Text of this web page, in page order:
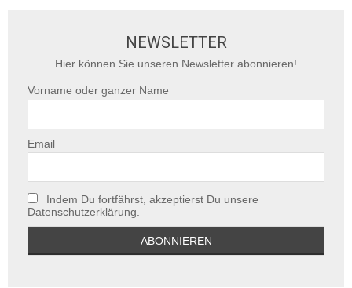
NEWSLETTER
Hier können Sie unseren Newsletter abonnieren!
Vorname oder ganzer Name
Email
Indem Du fortfährst, akzeptierst Du unsere
Datenschutzerklärung.